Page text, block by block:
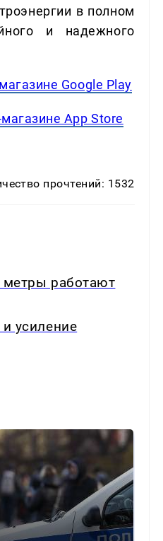
в полном
и надежного
Google Play
App Store
прочтений: 1532
метры работают
усиление